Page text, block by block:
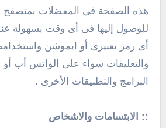
هذه الصفحة فى المفضلات بمتصفح
للوصول إليها فى أى وقت بسهولة
أى رمز تعبيرى أو ايموشن
والتعليقات سواء على الواتس أب
البرامج والتطبيقات الأخرى .
:: الابتسامات والاشخاص